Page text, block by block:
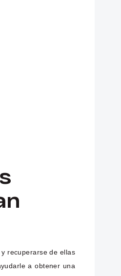
recuperarse de ellas
a obtener una